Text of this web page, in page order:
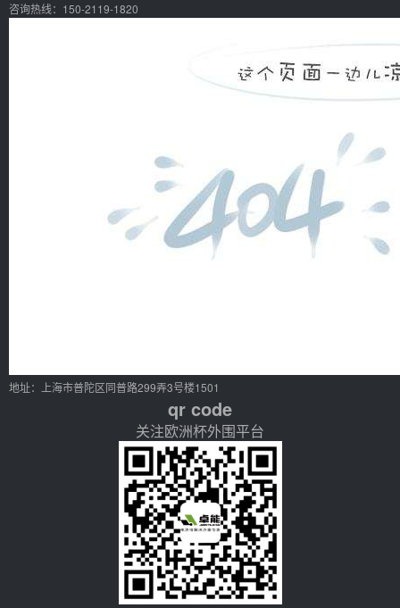
咨询热线：150-2119-1820
地址：上海市普陀区同普路299弄3号楼1501
qr code
关注欧洲杯外围平台